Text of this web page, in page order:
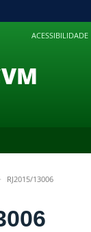
PARA
ACESSIBILIDADE
RJ2015/13006